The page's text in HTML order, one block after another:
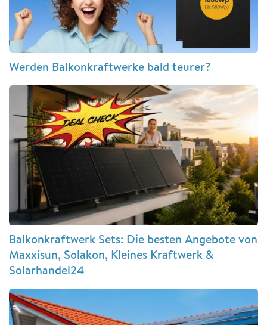
Werden Balkonkraftwerke bald teurer?
Balkonkraftwerk Sets: Die besten Angebote von
Maxxisun, Solakon, Kleines Kraftwerk &
Solarhandel24